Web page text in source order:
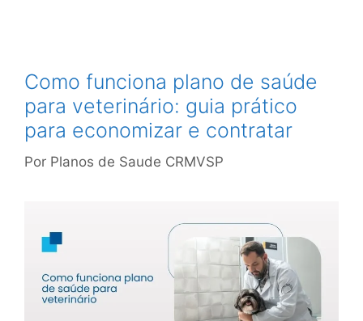
Como funciona plano de saúde
para veterinário: guia prático
para economizar e contratar
Por Planos de Saude CRMVSP